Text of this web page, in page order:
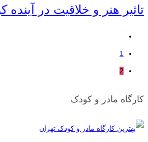
تاثیر هنر و خلاقیت در آینده
1
2
کارگاه مادر و کودک